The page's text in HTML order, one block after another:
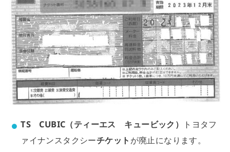
TS CUBIC（ティーエス キュービック） トヨタフ
ァイナンスタクシーチケットが廃止になります。